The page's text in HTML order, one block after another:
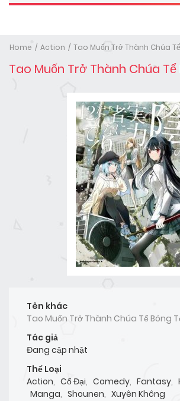
Home Action Tao Muốn Trở Thành Chúa
Tao Muốn Trở Thành Chúa Tể
Tên khác
Tao Muốn Trở Thành Chúa Tể Bóng
Tác giả
Đang cập nhật
Thể Loại
Action, Cổ Đại, Comedy, Fantasy,
Manga, Shounen, Xuyên Không